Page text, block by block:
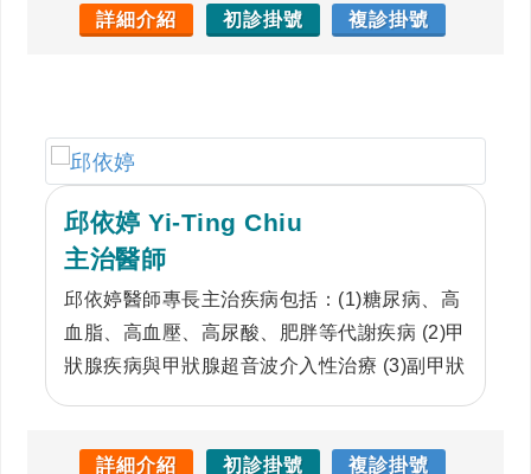
詳細介紹 初診掛號 複診掛號
邱依婷 Yi-Ting Chiu
主治醫師
邱依婷醫師專長主治疾病包括：(1)糖尿病、高
血脂、高血壓、高尿酸、肥胖等代謝疾病 (2)甲
狀腺疾病與甲狀腺超音波介入性治療 (3)副甲狀
詳細介紹
初診掛號 複診掛號